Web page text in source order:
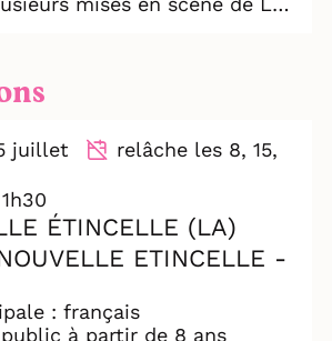
déjà la conviction qu’il
à la structure de
autre angle d’attaque plus
Tant pour
vocale et trouver
simple, que pour réunir de
d’horizons variés
musicale, lyrique).
à Puccini est une fidélité à
lorsqu’il écrit dans ses
suite d’une lecture au piano
juillet
relâche les 8, 15,
1h30
ÉTINCELLE (LA)
ETINCELLE -
: français
à partir de 8 ans